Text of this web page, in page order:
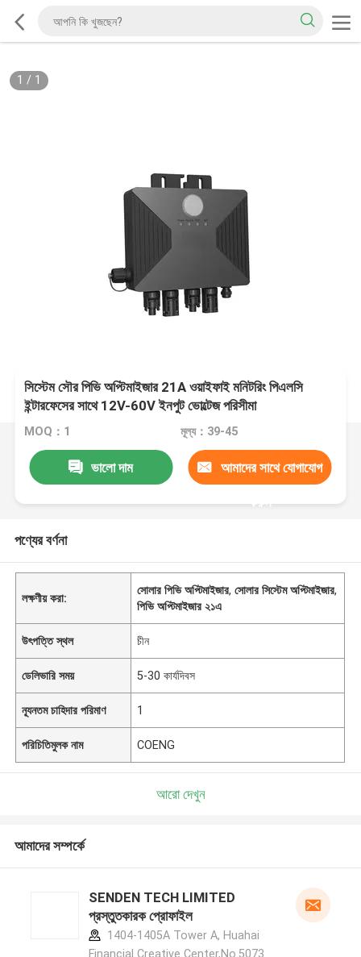
1 / 1
সিস্টেম সৌর পিভি অপ্টিমাইজার 21A ওয়াইফাই মনিটরিং পিএলসি
ইন্টারফেসের সাথে 12V-60V ইনপুট ভোল্টেজ পরিসীমা
MOQ：1 মূল্য：39-45
ভালো দাম আমাদের সাথে যোগাযোগ
করুন
পণ্যের বর্ণনা
লক্ষণীয় করা:
সোলার পিভি অপ্টিমাইজার,সোলার সিস্টেম অপ্টিমাইজার,
পিভি অপ্টিমাইজার ২১এ
উৎপত্তি স্থল চীন
ডেলিভারি সময় 5-30 কার্যদিবস
ন্যূনতম চাহিদার পরিমাণ 1
পরিচিতিমুলক নাম COENG
আরো দেখুন
আমাদের সম্পর্কে
SENDEN TECH LIMITED
প্রস্তুতকারক প্রোফাইল
1404-1405A Tower A, Huahai
Financial Creative Center,No.5073